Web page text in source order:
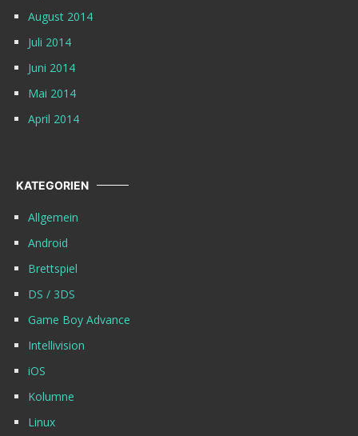
August 2014
Juli 2014
Juni 2014
Mai 2014
April 2014
KATEGORIEN
Allgemein
Android
Brettspiel
DS / 3DS
Game Boy Advance
Intellivision
iOS
Kolumne
Linux